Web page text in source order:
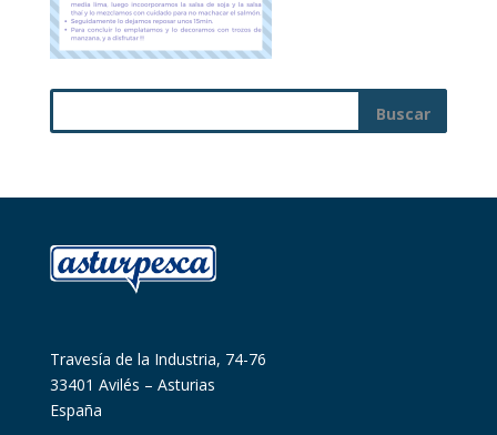
Travesía de la Industria, 74-76
33401 Avilés – Asturias
España